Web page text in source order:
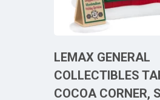
LEMAX GENERAL
COLLECTIBLES
COCOA CORNER,